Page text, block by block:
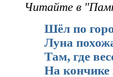
Читайте в
Шёл по
Луна
Там, где
На кончике